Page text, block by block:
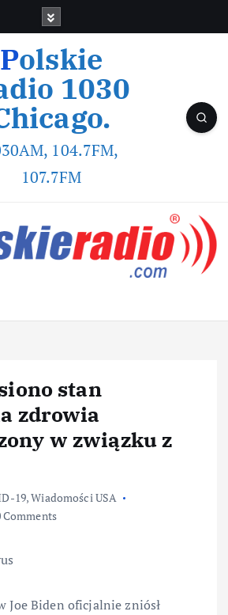
Polskie
1030
104.7FM,
107.7FM
stan
zdrowia
w związku z
19,Wiadomości USA
Comments
Joe Biden oficjalnie zniósł